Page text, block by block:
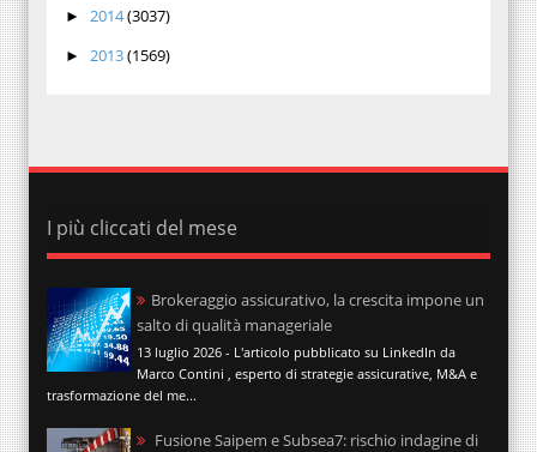
► 2014(3037)
► 2013(1569)
I più cliccati del mese
Brokeraggio assicurativo, la crescita impone un
salto di qualità manageriale
13 luglio 2026 - L'articolo pubblicato su LinkedIn da
Marco Contini , esperto di strategie assicurative, M&A e
trasformazione del me...
Fusione Saipem e Subsea7: rischio indagine di